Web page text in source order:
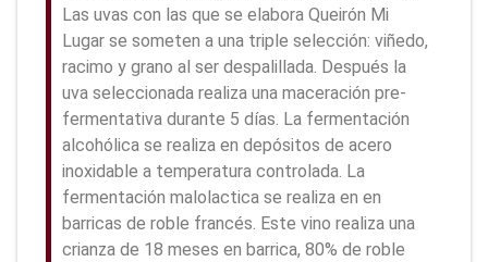
Las uvas con las que se elabora Queirón Mi
Lugar se someten a una triple selección: viñedo,
racimo y grano al ser despalillada. Después la
uva seleccionada realiza una maceración pre-
fermentativa durante 5 días. La fermentación
alcohólica se realiza en depósitos de acero
inoxidable a temperatura controlada. La
fermentación malolactica se realiza en en
barricas de roble francés. Este vino realiza una
crianza de 18 meses en barrica, 80% de roble